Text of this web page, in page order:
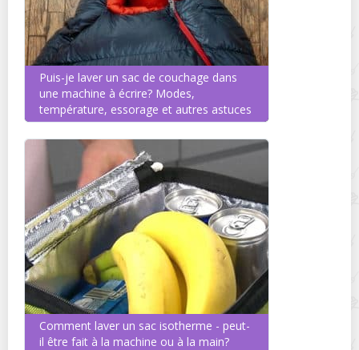
Puis-je laver un sac de couchage dans
une machine à écrire? Modes,
température, essorage et autres astuces
Comment laver un sac isotherme - peut-
il être fait à la machine ou à la main?